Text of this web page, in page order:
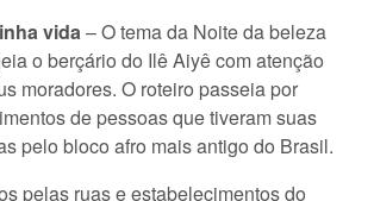
vida– O tema da Noite da beleza
o berçário do Ilê Aiyê com atenção
moradores. O roteiro passeia por
de pessoas que tiveram suas
pelo bloco afro mais antigo do Brasil.
pelas ruas e estabelecimentos do